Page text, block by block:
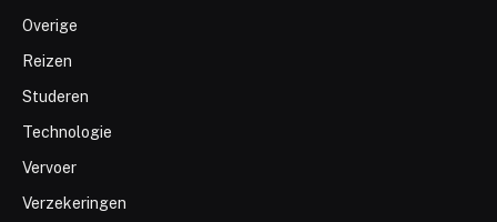
Overige
Reizen
Studeren
Technologie
Vervoer
Verzekeringen